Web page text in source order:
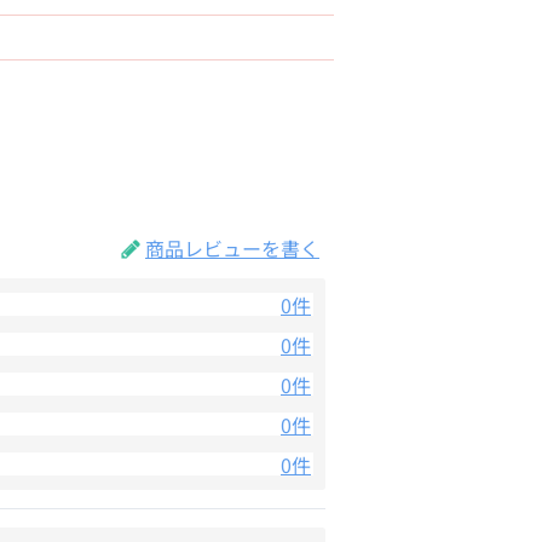
商品レビューを書く
0件
0件
0件
0件
0件